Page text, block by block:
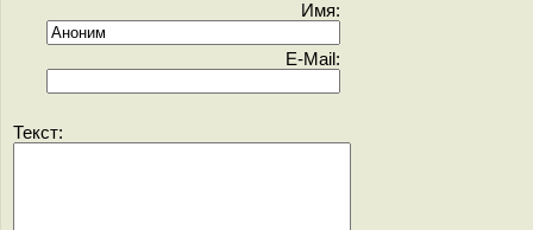
Имя:
E-Mail:
Текст: